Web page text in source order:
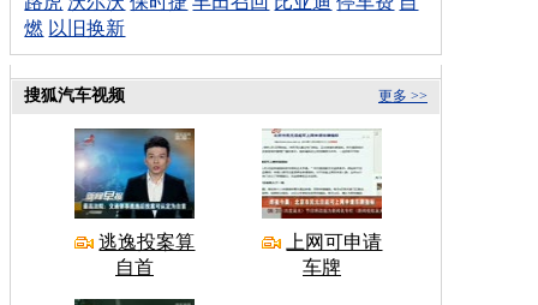
燃 以旧换新
更多 >>
搜狐汽车视频
逃逸投案算
自首
上网可申请
车牌